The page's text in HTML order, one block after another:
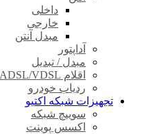
داخلی
خارجی
مبدل آنتن
آداپتور
مبدل / تبدیل
اقلام ADSL/VDSL
ردیاب خودرو
تجهیزات شبکه اکتیو
سوییچ شبکه
اکسس پوینت